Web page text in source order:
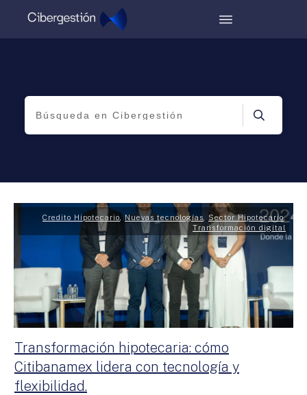
Credito Hipotecario ,Nuevas tecnologías Sector Hipotecario,
Transformación digital
Transformación hipotecaria: cómo
Citibanamex lidera con tecnología y
flexibilidad.